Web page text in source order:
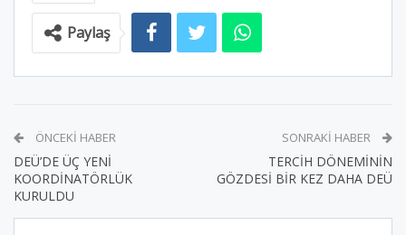
Paylaş
ÖNCEKI HABER
DEÜ’DE ÜÇ YENİ
KOORDİNATÖRLÜK
KURULDU
SONRAKI HABER
TERCİH DÖNEMİNİN
GÖZDESİ BİR KEZ DAHA DEÜ